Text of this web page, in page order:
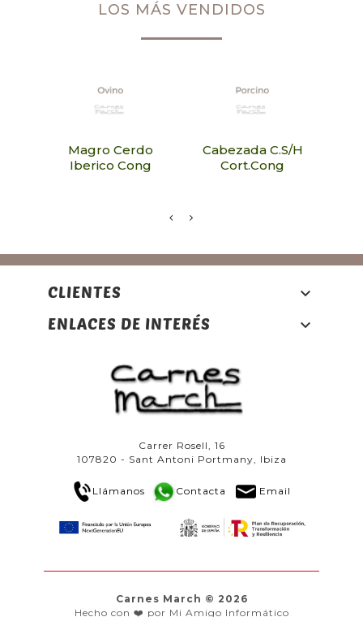
LOS MÁS VENDIDOS
Magro Cerdo
Iberico Cong
Cabezada C.S/H
Cort.Cong
CLIENTES

ENLACES DE INTERÉS

Carrer Rosell, 16
107820 - Sant Antoni Portmany, Ibiza
Llámanos Contacta Email
Carnes March © 2026
Hecho con ❤️ por Mi Amigo Informático